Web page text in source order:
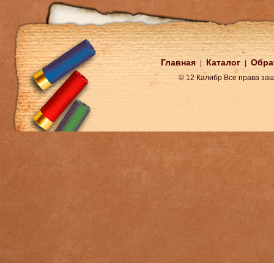
Главная Каталог
© 12 Калибр Все права